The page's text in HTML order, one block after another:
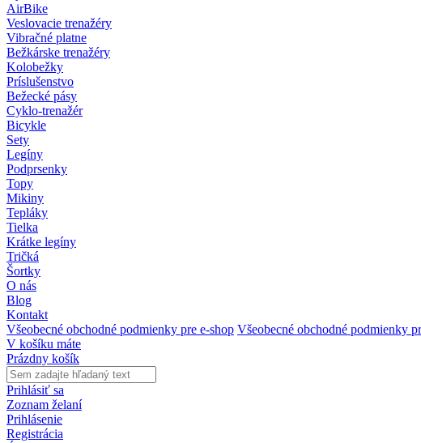
AirBike
Veslovacie trenažéry
Vibračné platne
Bežkárske trenažéry
Kolobežky
Príslušenstvo
Bežecké pásy
Cyklo-trenažér
Bicykle
Sety
Legíny
Podprsenky
Topy
Mikiny
Tepláky
Tielka
Krátke legíny
Tričká
Šortky
O nás
Blog
Kontakt
Všeobecné obchodné podmienky pre e-shop Všeobecné obchodné podmienky
V košíku máte
Prázdny košík
Prihlásiť sa
Zoznam želaní
Prihlásenie
Registrácia